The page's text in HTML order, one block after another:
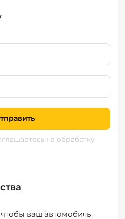
на обработку
ваш автомобиль